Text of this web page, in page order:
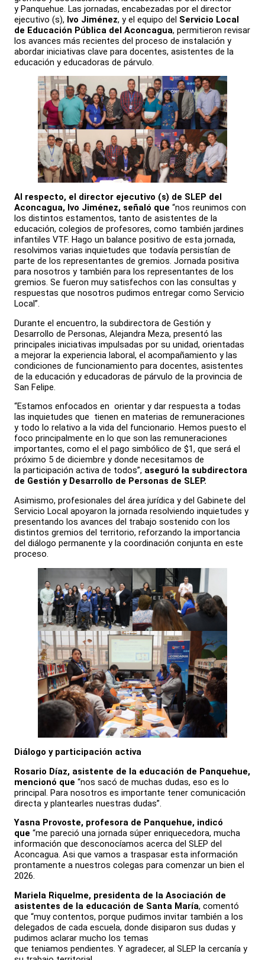
y Panquehue. Las jornadas, encabezadas por el director
ejecutivo (s), Ivo Jiménez, y el equipo del Servicio Local
de Educación Pública del Aconcagua, permitieron revisar
los avances más recientes del proceso de instalación y
abordar iniciativas clave para docentes, asistentes de la
educación y educadoras de párvulo.
Al respecto, el director ejecutivo (s) de SLEP del
Aconcagua, Ivo Jiménez, señaló que “nos reunimos con
los distintos estamentos, tanto de asistentes de la
educación, colegios de profesores, como también jardines
infantiles VTF. Hago un balance positivo de esta jornada,
resolvimos varias inquietudes que todavía persistían de
parte de los representantes de gremios. Jornada positiva
para nosotros y también para los representantes de los
gremios. Se fueron muy satisfechos con las consultas y
respuestas que nosotros pudimos entregar como Servicio
Local”.
Durante el encuentro, la subdirectora de Gestión y
Desarrollo de Personas, Alejandra Meza, presentó las
principales iniciativas impulsadas por su unidad, orientadas
a mejorar la experiencia laboral, el acompañamiento y las
condiciones de funcionamiento para docentes, asistentes
de la educación y educadoras de párvulo de la provincia de
San Felipe.
“Estamos enfocados en orientar y dar respuesta a todas
las inquietudes que tienen en materias de remuneraciones
y todo lo relativo a la vida del funcionario. Hemos puesto el
foco principalmente en lo que son las remuneraciones
importantes, como el el pago simbólico de $1, que será el
próximo 5 de diciembre y donde necesitamos de
la participación activa de todos”, aseguró la subdirectora
de Gestión y Desarrollo de Personas de SLEP.
Asimismo, profesionales del área jurídica y del Gabinete del
Servicio Local apoyaron la jornada resolviendo inquietudes y
presentando los avances del trabajo sostenido con los
distintos gremios del territorio, reforzando la importancia
del diálogo permanente y la coordinación conjunta en este
proceso.
Diálogo y participación activa
Rosario Díaz, asistente de la educación de Panquehue,
mencionó que “nos sacó de muchas dudas, eso es lo
principal. Para nosotros es importante tener comunicación
directa y plantearles nuestras dudas”.
Yasna Provoste, profesora de Panquehue, indicó
que “me pareció una jornada súper enriquecedora, mucha
información que desconocíamos acerca del SLEP del
Aconcagua. Asi que vamos a traspasar esta información
prontamente a nuestros colegas para comenzar un bien el
2026.
Mariela Riquelme, presidenta de la Asociación de
asistentes de la educación de Santa María, comentó
que “muy contentos, porque pudimos invitar también a los
delegados de cada escuela, donde disiparon sus dudas y
pudimos aclarar mucho los temas
que teniamos pendientes. Y agradecer, al SLEP la cercanía y